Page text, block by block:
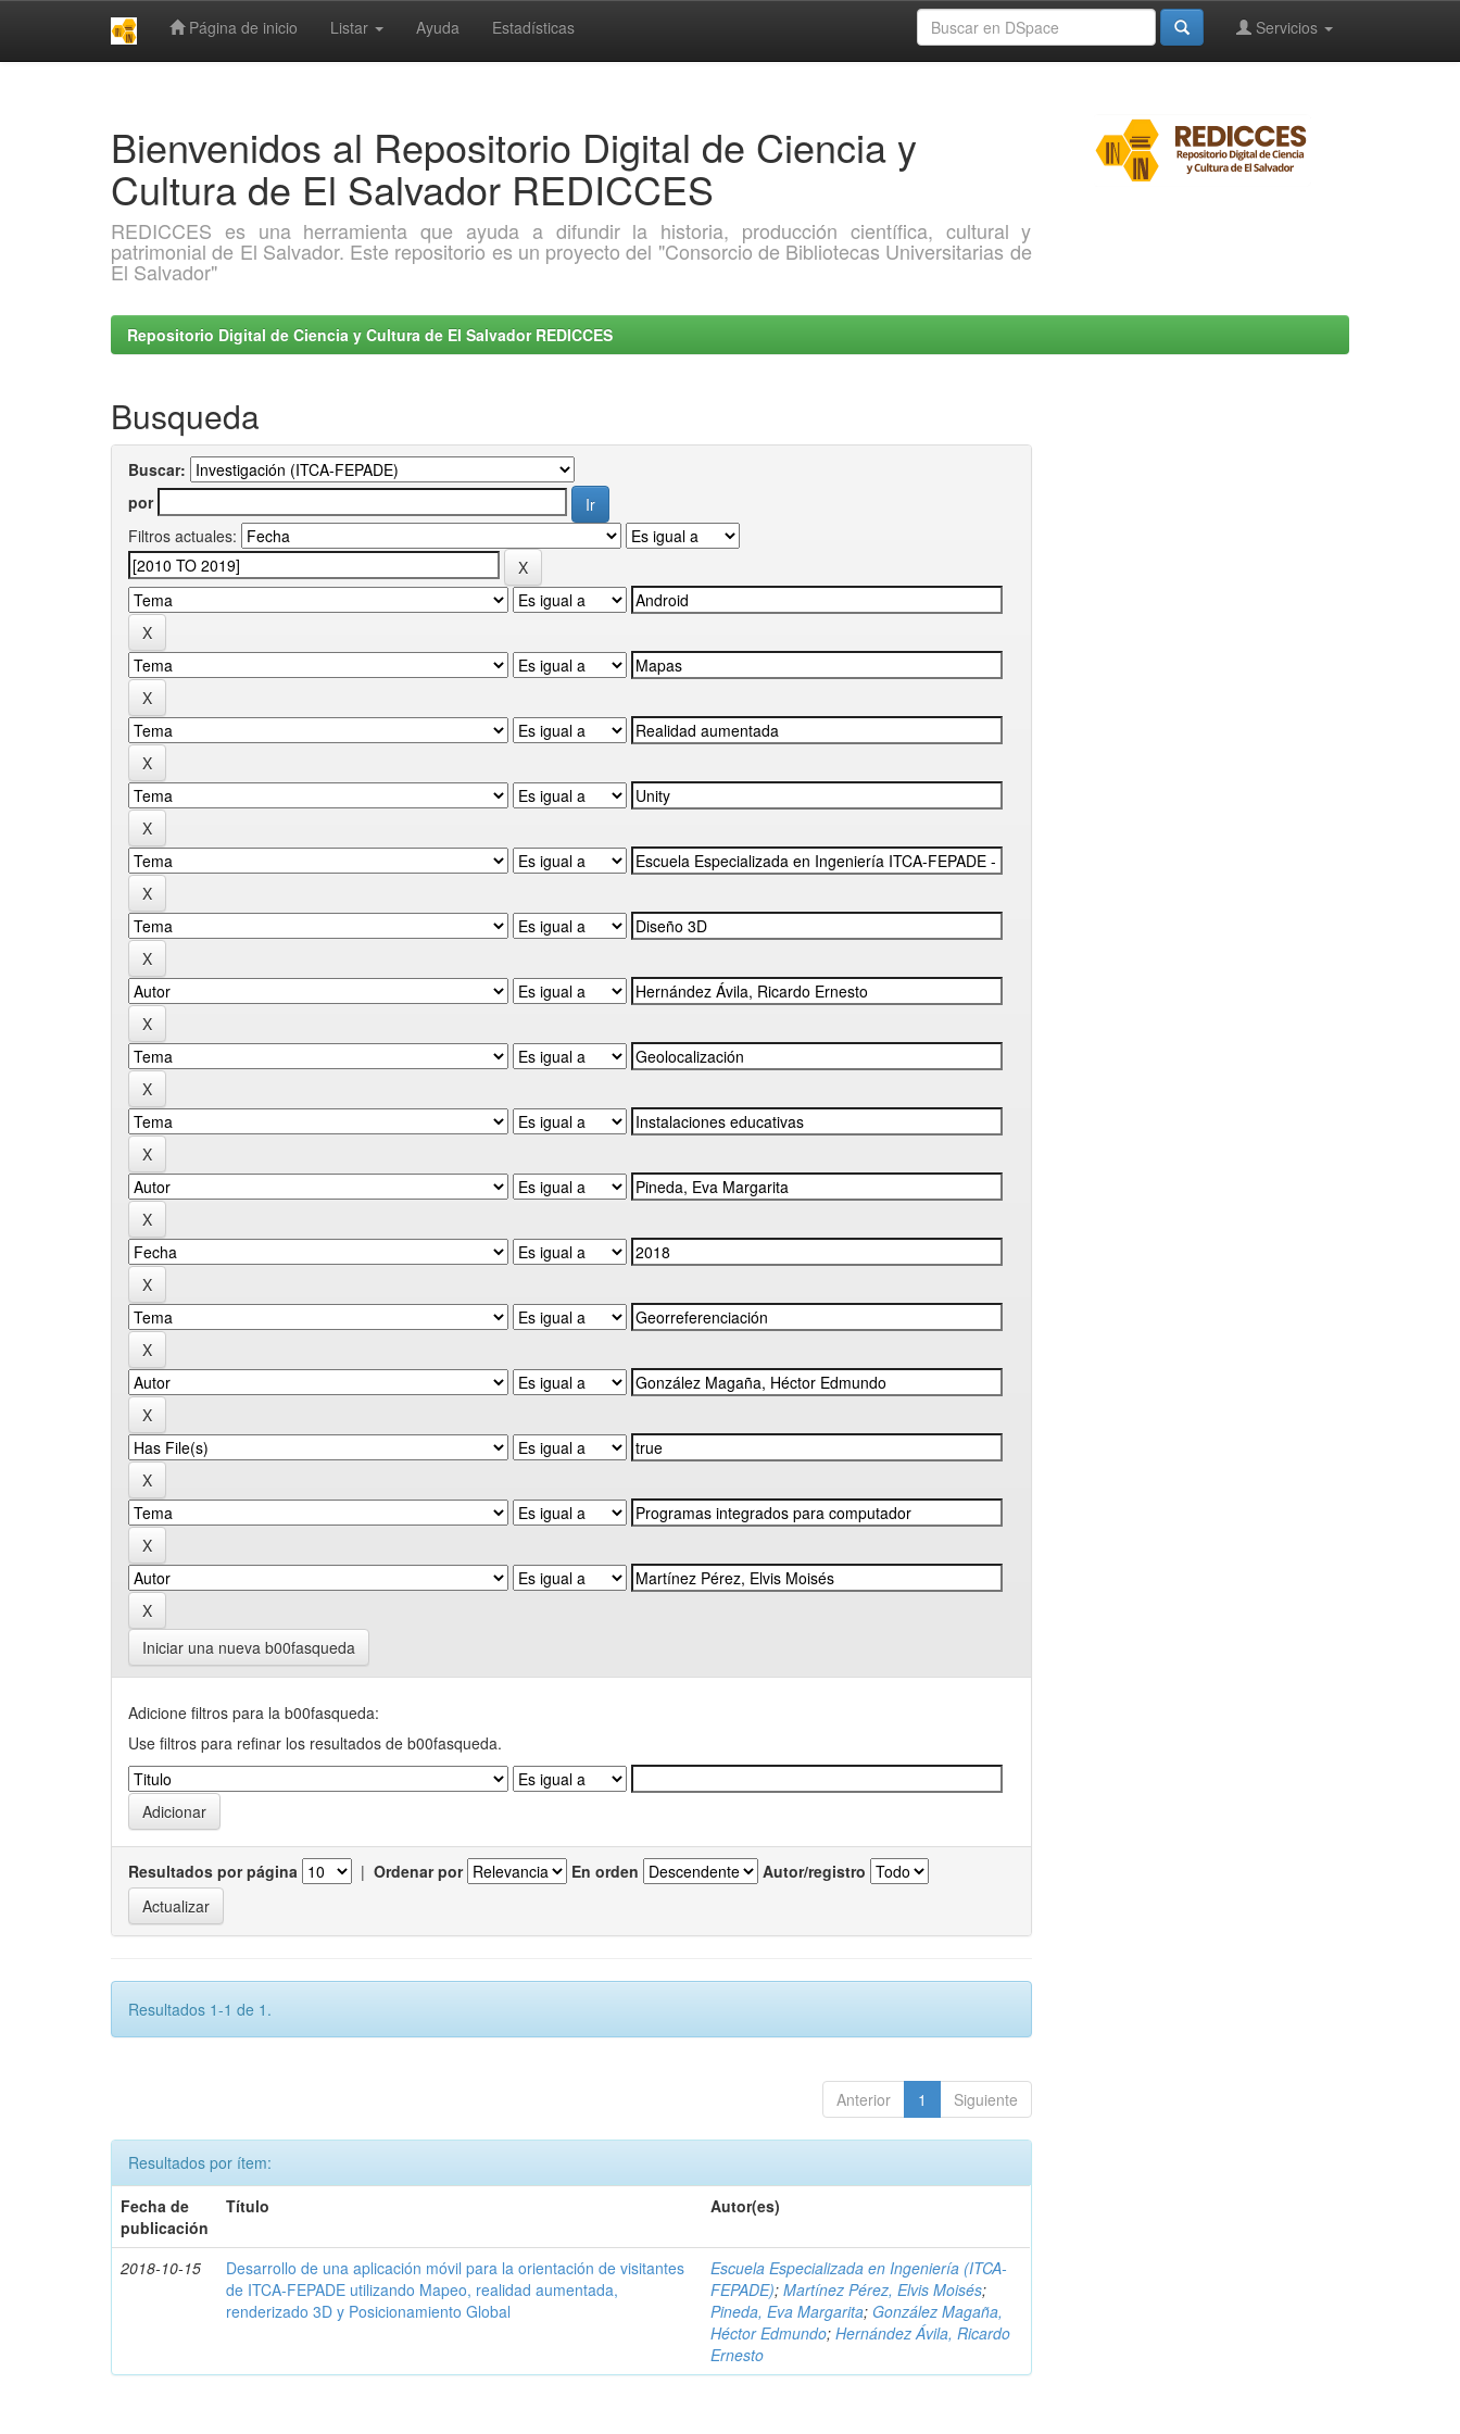
Página de inicio Listar Ayuda Estadísticas Servicios
Bienvenidos al Repositorio Digital de Ciencia y
Cultura de El Salvador REDICCES
REDICCES es una herramienta que ayuda a difundir la historia, producción científica, cultural y
patrimonial de El Salvador. Este repositorio es un proyecto del "Consorcio de Bibliotecas Universitarias de
El Salvador"
Repositorio Digital de Ciencia y Cultura de El Salvador REDICCES
Busqueda
Buscar:
por
Filtros actuales:
Iniciar una nueva b00fasqueda
Adicione filtros para la b00fasqueda:
Use filtros para refinar los resultados de b00fasqueda.
Resultados por página | Ordenar por En orden Autor/registro
Resultados 1-1 de 1.
Anterior 1 Siguiente
Resultados por ítem:
Fecha de
publicación
Título Autor(es)
2018-10-15
Desarrollo de una aplicación móvil para la orientación de visitantes
de ITCA-FEPADE utilizando Mapeo, realidad aumentada,
renderizado 3D y Posicionamiento Global
Escuela Especializada en Ingeniería (ITCA-
FEPADE);Martínez Pérez, Elvis Moisés;
Pineda, Eva Margarita; González Magaña,
Héctor Edmundo;Hernández Ávila, Ricardo
Ernesto